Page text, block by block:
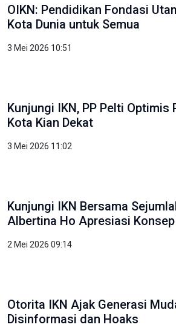
3 Mei 2026 10:51